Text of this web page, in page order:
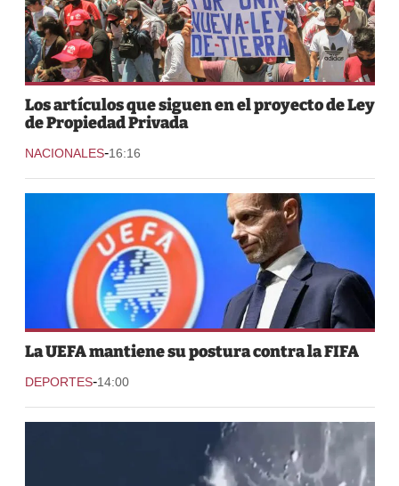
Los artículos que siguen en el proyecto de Ley
de Propiedad Privada
NACIONALES-16:16
La UEFA mantiene su postura contra la FIFA
DEPORTES-14:00